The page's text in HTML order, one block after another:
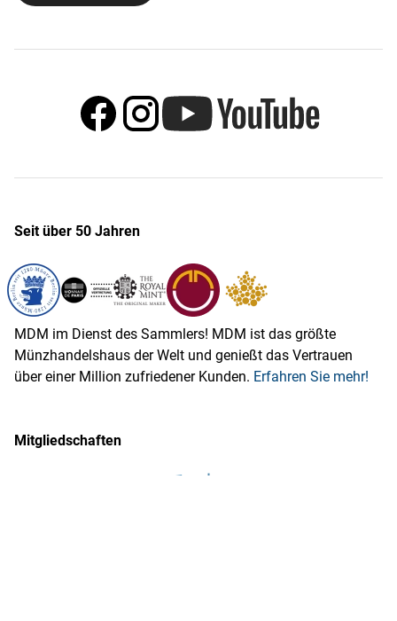
Seit über 50 Jahren
MDM im Dienst des Sammlers! MDM ist das größte
Münzhandelshaus der Welt und genießt das Vertrauen
über einer Million zufriedener Kunden. Erfahren Sie mehr!
Mitgliedschaften